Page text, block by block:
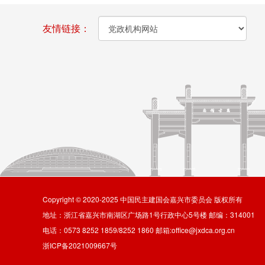
友情链接：
Copyright © 2020-2025 中国民主建国会嘉兴市委员会 版权所有
地址：浙江省嘉兴市南湖区广场路1号行政中心5号楼 邮编：314001
电话：0573 8252 1859/8252 1860 邮箱:office@jxdca.org.cn
浙ICP备2021009667号